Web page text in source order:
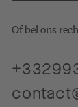
Of bel ons